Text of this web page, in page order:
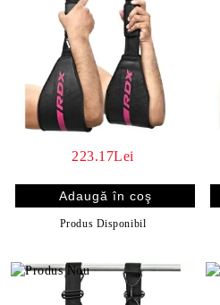
223.17Lei
Produs Disponibil